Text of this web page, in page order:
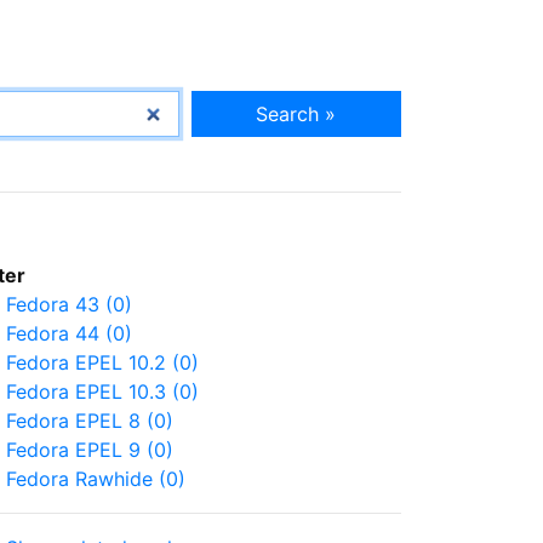
Search »
Fedora 43 (0)
Fedora 44 (0)
Fedora EPEL 10.2 (0)
Fedora EPEL 10.3 (0)
Fedora EPEL 8 (0)
Fedora EPEL 9 (0)
Fedora Rawhide (0)